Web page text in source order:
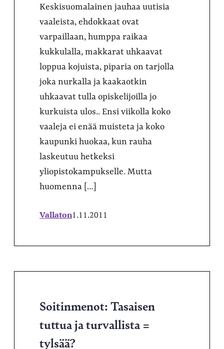
Keskisuomalainen jauhaa uutisia
vaaleista, ehdokkaat ovat
varpaillaan, humppa raikaa
kukkulalla, makkarat uhkaavat
loppua kojuista, piparia on tarjolla
joka nurkalla ja kaakaotkin
uhkaavat tulla opiskelijoilla jo
kurkuista ulos.. Ensi viikolla koko
vaaleja ei enää muisteta ja koko
kaupunki huokaa, kun rauha
laskeutuu hetkeksi
yliopistokampukselle. Mutta
huomenna […]
Vallaton1.11.2011
Soitinmenot: Tasaisen
tuttua ja turvallista =
tylsää?